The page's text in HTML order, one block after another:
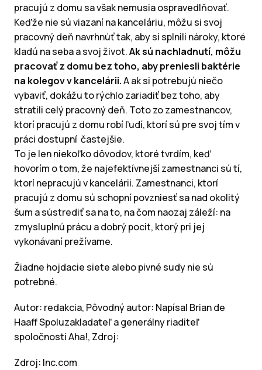
pracujú z domu sa však nemusia ospravedlňovať.
Keďže nie sú viazaní na kanceláriu, môžu si svoj
pracovný deň navrhnúť tak, aby si splnili nároky, ktoré
kladú na seba a svoj život.Ak sú nachladnutí, môžu
pracovať z domu bez toho, aby preniesli baktérie
na kolegov v kancelárii.A ak si potrebujú niečo
vybaviť, dokážu to rýchlo zariadiť bez toho, aby
stratili celý pracovný deň. Toto zo zamestnancov,
ktorí pracujú z domu robí ľudí, ktorí sú pre svoj tím v
práci dostupní častejšie.
To je len niekoľko dôvodov, ktoré tvrdím, keď
hovorím o tom, že najefektívnejší zamestnanci sú tí,
ktorí nepracujú v kancelárii. Zamestnanci, ktorí
pracujú z domu sú schopní povzniesť sa nad okolitý
šum a sústrediť sa na to, na čom naozaj záleží: na
zmysluplnú prácu a dobrý pocit, ktorý pri jej
vykonávaní prežívame.
Žiadne hojdacie siete alebo pivné sudy nie sú
potrebné.
Autor: redakcia, Pôvodný autor: Napísal Brian de
Haaff Spoluzakladateľ a generálny riaditeľ
spoločnosti Aha!, Zdroj:
Zdroj: Inc.com